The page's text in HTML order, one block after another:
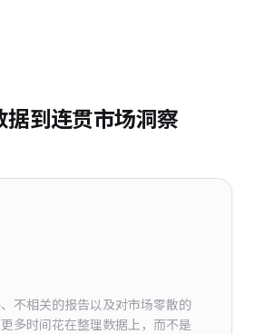
据到连贯市场洞察
不相关的报告以及对市场零散的
多时间花在整理数据上，而不是